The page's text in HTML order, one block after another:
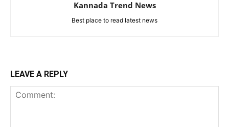
Kannada Trend News
Best place to read latest news
LEAVE A REPLY